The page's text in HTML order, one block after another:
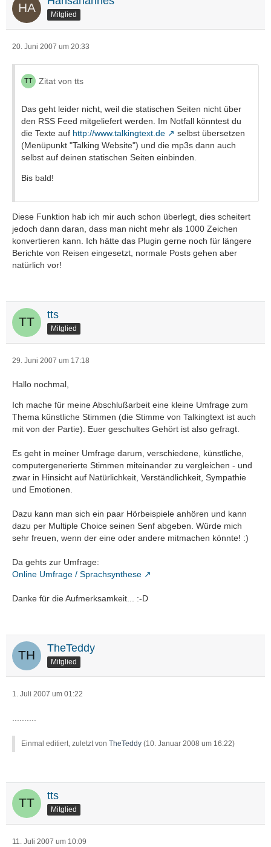
Mitglied
20. Juni 2007 um 20:33
Zitat von tts
Das geht leider nicht, weil die statischen Seiten nicht über
den RSS Feed mitgeliefert werden. Im Notfall könntest du
die Texte auf http://www.talkingtext.de
selbst übersetzen
(Menüpunkt "Talking Website") und die mp3s dann auch
selbst auf deinen statischen Seiten einbinden.
Bis bald!
Diese Funktion hab ich mir auch schon überlegt, dies scheitert
jedoch dann daran, dass man nicht mehr als 1000 Zeichen
konvertieren kann. Ich hätte das Plugin gerne noch für längere
Berichte von Reisen eingesetzt, normale Posts gehen aber
natürlich vor!
tts
Mitglied
29. Juni 2007 um 17:18
Hallo nochmal,
Ich mache für meine Abschlußarbeit eine kleine Umfrage zum
Thema künstliche Stimmen (die Stimme von Talkingtext ist auch
mit von der Partie). Euer geschultes Gehört ist also gefragt.
Es geht in meiner Umfrage darum, verschiedene, künstliche,
computergenerierte Stimmen miteinander zu vergleichen - und
zwar in Hinsicht auf Natürlichkeit, Verständlichkeit, Sympathie
und Emotionen.
Dazu kann man sich ein paar Hörbeispiele anhören und kann
dazu per Multiple Choice seinen Senf abgeben. Würde mich
sehr freuen, wenn der eine oder andere mitmachen könnte! :)
Da gehts zur Umfrage:
Online Umfrage / Sprachsynthese
Danke für die Aufmerksamkeit... :-D
TheTeddy
Mitglied
1. Juli 2007 um 01:22
..........
Einmal editiert, zuletzt von TheTeddy (10. Januar 2008 um 16:22)
tts
Mitglied
11. Juli 2007 um 10:09